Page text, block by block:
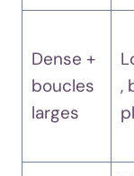
Dense +
boucles
larges
,